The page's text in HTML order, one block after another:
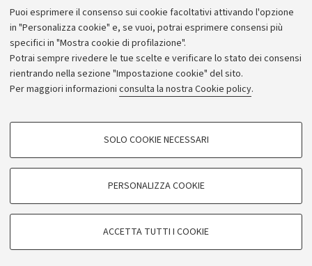
Puoi esprimere il consenso sui cookie facoltativi attivando l'opzione
in "Personalizza cookie" e, se vuoi, potrai esprimere consensi più
specifici in "Mostra cookie di profilazione".
Potrai sempre rivedere le tue scelte e verificare lo stato dei consensi
rientrando nella sezione "Impostazione cookie" del sito.
Per maggiori informazioni consulta la nostra Cookie policy.
COOKIE DI PROFILAZIONE - FACOLTATIVI
COOKIE TECNICI - NECESSARI
Si tratta di cookie tecnici utilizzati, a titolo esemplificativo, per il corretto
SOLO COOKIE NECESSARI
PERSONALIZZA COOKIE
ACCETTA TUTTI I COOKIE
Archivio
Comunicati stampa
Redazione
Rassegna stampa
© Copyright 2026 - ALMA MATER STUDIORUM - Università di
Bologna - Via Zamboni, 33 - 40126 Bologna - PI: 01131710376 -
CF: 80007010376
Privacy
Note legali Impostazioni Cookie